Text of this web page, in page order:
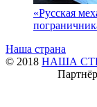
«Русская
Наша страна
© 2018 НАША